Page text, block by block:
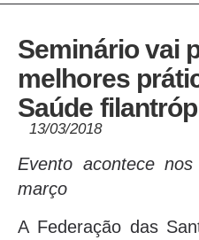
Seminário vai
melhores
Saúde
13/03/2018
Evento acontece
março
A Federação das